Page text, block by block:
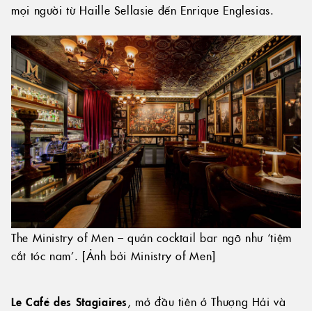
mọi người từ Haille Sellasie đến Enrique Englesias.
The Ministry of Men – quán cocktail bar ngỡ như ‘tiệm
cắt tóc nam’. [Ảnh bởi Ministry of Men]
Le Café des Stagiaires, mở đầu tiên ở Thượng Hải và